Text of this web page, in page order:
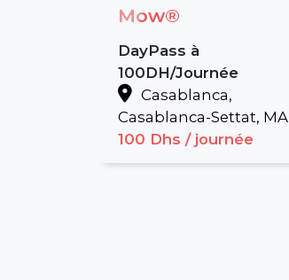
Mow®
DayPass à
100DH/Journée
Casablanca,
Casablanca-Settat, MA
100 Dhs / journée